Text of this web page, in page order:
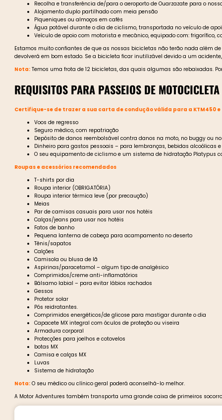
Recolha e transferência de/para o aeroporto de Ouarzazate para o
Alojamento duplo partilhado com meia pensão
Piqueniques ou almoços em cafés
Água potável durante o dia de ciclismo, transportada no veículo de
Veículo de apoio com motorista e mecânico, equipado com: frigorífico,
Estamos muito confiantes de que as nossas bicicletas não terão nada além
devolverá em bom estado. Se a bicicleta ficar inutilizável devido a um
Nota: Temos uma frota de 12 bicicletas, das quais algumas são rebaixadas.
REQUISITOS PARA PASSEIOS DE
Certifique-se de trazer a sua carta de condução válida para a KTM450
Voos de regresso
Seguro médico, com repatriação
Depósito de danos reembolsável contra danos na moto, no buggy ou
Dinheiro para gastos pessoais – para lembranças, bebidas alcoólicas
O seu equipamento de ciclismo e um sistema de hidratação Platypus
Roupas e acessórios recomendados
T-shirts por dia
Roupa interior (OBRIGATÓRIA)
Roupa interior térmica leve (por precaução)
Meias
Par de camisas casuais para usar nos hotéis
Calças/jeans para usar nos hotéis
Fatos de banho
Pequena lanterna de cabeça para acampamento no deserto
Tênis/sapatos
Calções
Camisola ou blusa de lã
Aspirinas/paracetamol – algum tipo de analgésico
Comprimidos/creme anti-inflamatórios
Bálsamo labial – para evitar lábios rachados
Gessos
Protetor solar
Pós reidratantes.
Comprimidos energéticos/de glicose para mastigar durante o dia
Capacete MX integral com óculos de proteção ou viseira
Armadura corporal
Protecções para joelhos e cotovelos
botas MX
Camisa e calças MX
Luvas
Sistema de hidratação
Nota: O seu médico ou clínico geral poderá aconselhá-lo melhor.
A Motor Adventures também transporta uma grande caixa de primeiros